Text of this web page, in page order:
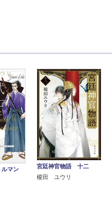
マン
宮廷神官物語 十二
榎田 ユウリ